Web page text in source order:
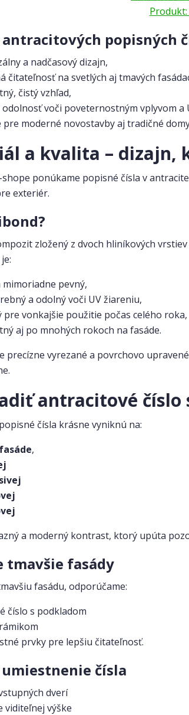
popisných
a nadčasový dizajn,
čitateľnosť na svetlých aj tmavých
čistý vzhľad,
odolnosť voči poveternostným vplyvom a
pre moderné novostavby aj tradičné
a kvalita – dizajn,
ponúkame popisné čísla v
exteriér.
zložený z dvoch hliníkových
mimoriadne pevný,
a odolný voči UV žiareniu,
pre vonkajšie použitie počas celého roka,
aj po mnohých rokoch na fasáde.
precízne vyrezané a povrchovo
antracitové číslo
čísla krásne vyniknú na:
,
a moderný kontrast, ktorý upúta
tmavšie fasády
fasádu, odporúčame:
číslo s podkladom
prvky pre lepšiu čitateľnosť.
čísla
dverí
viditeľnej výške